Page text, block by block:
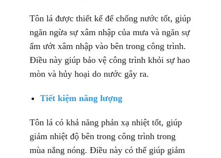
Tôn lá được thiết kế để chống nước tốt, giúp
ngăn ngừa sự xâm nhập của mưa và ngăn sự
ẩm ướt xâm nhập vào bên trong công trình.
Điều này giúp bảo vệ công trình khỏi sự hao
mòn và hủy hoại do nước gây ra.
Tiết kiệm năng lượng
Tôn lá có khả năng phản xạ nhiệt tốt, giúp
giảm nhiệt độ bên trong công trình trong
mùa nắng nóng. Điều này có thể giúp giảm